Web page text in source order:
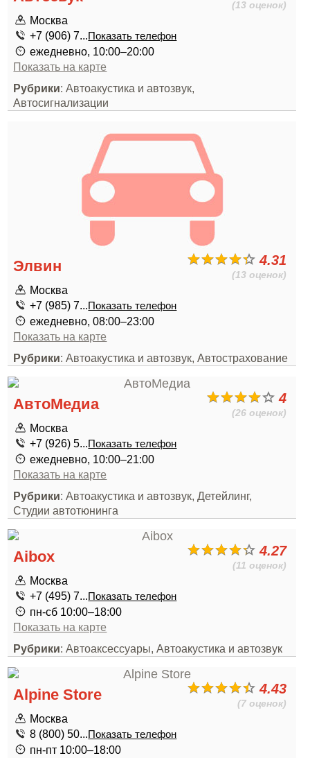
(13 оценок)
Москва
+7 (906) 7...Показать телефон
ежедневно, 10:00–20:00
Показать на карте
Рубрики: Автоакустика и автозвук,
Автосигнализации
4.31
(13 оценок)
Элвин
Москва
+7 (985) 7...Показать телефон
ежедневно, 08:00–23:00
Показать на карте
Рубрики: Автоакустика и автозвук, Автострахование
4
(26 оценок)
АвтоМедиа
Москва
+7 (926) 5...Показать телефон
ежедневно, 10:00–21:00
Показать на карте
Рубрики: Автоакустика и автозвук, Детейлинг,
Студии автотюнинга
4.27
(11 оценок)
Aibox
Москва
+7 (495) 7...Показать телефон
пн-сб 10:00–18:00
Показать на карте
Рубрики: Автоаксессуары, Автоакустика и автозвук
4.43
(7 оценок)
Alpine Store
Москва
8 (800) 50...Показать телефон
пн-пт 10:00–18:00